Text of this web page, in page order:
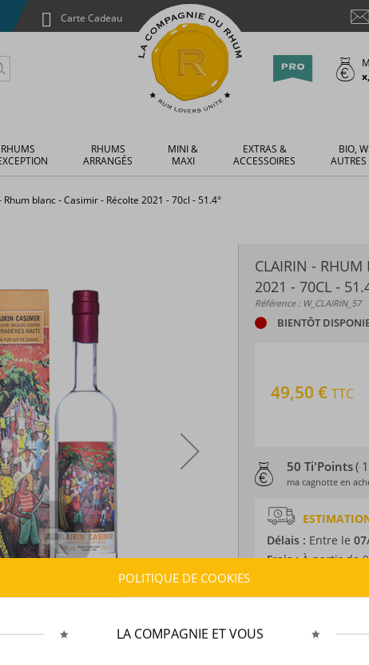
Carte Cadeau
RHUMS
RHUMS
ARRANGÉS
MINI &
MAXI
EXTRAS &
ACCESSOIRES
BIO,
Rhum blanc - Casimir - Récolte 2021 - 70cl - 51.4°
CLAIRIN - RHUM
2021 - 70CL -
Référence : W_CLAIRIN_57
BIENTÔT
49,50 € TTC
50 Ti'Points(
ma cagnotte en
Délais : Entre le
Frais :À partir de
Type d’alcool :
POLITIQUE DE COOKIES
LA COMPAGNIE ET VOUS